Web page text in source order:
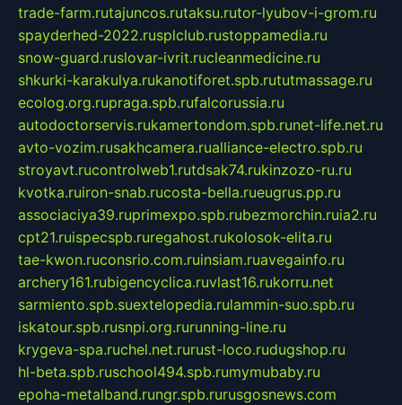
trade-farm.rutajuncos.rutaksu.rutor-lyubov-i-grom.ru
spayderhed-2022.rusplclub.rustoppamedia.ru
snow-guard.ruslovar-ivrit.rucleanmedicine.ru
shkurki-karakulya.rukanotiforet.spb.rututmassage.ru
ecolog.org.rupraga.spb.rufalcorussia.ru
autodoctorservis.rukamertondom.spb.runet-life.net.ru
avto-vozim.rusakhcamera.rualliance-electro.spb.ru
stroyavt.rucontrolweb1.rutdsak74.rukinzozo-ru.ru
kvotka.ruiron-snab.rucosta-bella.rueugrus.pp.ru
associaciya39.ruprimexpo.spb.rubezmorchin.ruia2.ru
cpt21.ruispecspb.ruregahost.rukolosok-elita.ru
tae-kwon.ruconsrio.com.ruinsiam.ruavegainfo.ru
archery161.rubigencyclica.ruvlast16.rukorru.net
sarmiento.spb.suextelopedia.rulammin-suo.spb.ru
iskatour.spb.rusnpi.org.rurunning-line.ru
krygeva-spa.ruchel.net.rurust-loco.rudugshop.ru
hl-beta.spb.ruschool494.spb.rumymubaby.ru
epoha-metalband.rungr.spb.rurusgosnews.com